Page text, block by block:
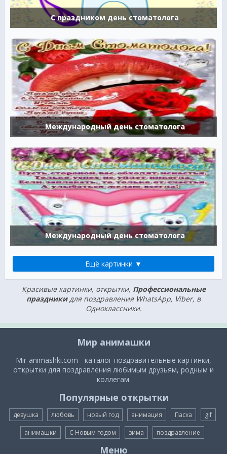
С праздником день стоматолога
Международный день стоматолога
Международный день стоматолога
Ещё картинки ▼
Красивые картинки, открытки, Профессиональные
праздникидля поздравления WhatsApp, Viber, в
Одноклассники.
Мир анимашки
Mir-animashki.com - каталог поздравительные картинки,
открытки для поздравления любимым друзьям, родным и
коллегам.
Популярные открытки
девушка любовь новый год анимация Пасха gif
анимашки С Новым годом зима поздравление
Меню